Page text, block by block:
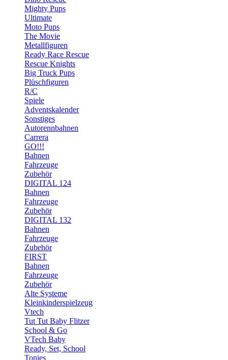
Mighty Pups
Ultimate
Moto Pups
The Movie
Metallfiguren
Ready Race Rescue
Rescue Knights
Big Truck Pups
Plüschfiguren
R/C
Spiele
Adventskalender
Sonstiges
Autorennbahnen
Carrera
GO!!!
Bahnen
Fahrzeuge
Zubehör
DIGITAL 124
Bahnen
Fahrzeuge
Zubehör
DIGITAL 132
Bahnen
Fahrzeuge
Zubehör
FIRST
Bahnen
Fahrzeuge
Zubehör
Alte Systeme
Kleinkinderspielzeug
Vtech
Tut Tut Baby Flitzer
School & Go
VTech Baby
Ready, Set, School
Tonies